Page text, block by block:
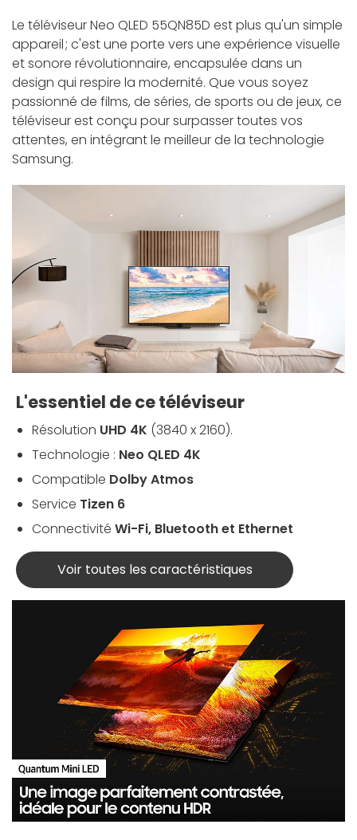
Le téléviseur Neo QLED 55QN85D est plus qu'un simple
appareil ; c'est une porte vers une expérience visuelle
et sonore révolutionnaire, encapsulée dans un
design qui respire la modernité. Que vous soyez
passionné de films, de séries, de sports ou de jeux, ce
téléviseur est conçu pour surpasser toutes vos
attentes, en intégrant le meilleur de la technologie
Samsung.
L'essentiel de ce téléviseur
Résolution UHD 4K (3840 x 2160).
Technologie : Neo QLED 4K
Compatible DolbyAtmos
Service Tizen 6
Connectivité Wi-Fi, Bluetooth et Ethernet
Voir toutes les caractéristiques